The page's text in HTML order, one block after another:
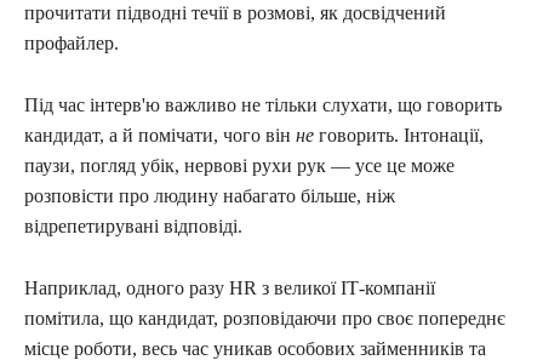
прочитати підводні течії в розмові, як досвідчений
профайлер.
Під час інтерв'ю важливо не тільки слухати, що говорить
кандидат, а й помічати, чого він не говорить. Інтонації,
паузи, погляд убік, нервові рухи рук — усе це може
розповісти про людину набагато більше, ніж
відрепетирувані відповіді.
Наприклад, одного разу HR з великої ІТ-компанії
помітила, що кандидат, розповідаючи про своє попереднє
місце роботи, весь час уникав особових займенників та